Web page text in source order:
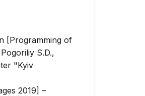
[Programming of
S.D.,
"Kyiv
2019] –